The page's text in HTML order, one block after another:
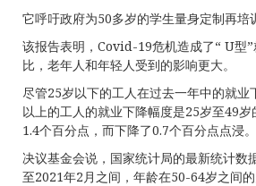
它呼吁政府为50多岁的学生量身定制再培
该报告表明，Covid-19危机造成了“ U型
比，老年人和年轻人受到的影响更大。
尽管25岁以下的工人在过去一年中的就业
以上的工人的就业下降幅度是25岁至49
1.4个百分点，而下降了0.7个百分点点浸。
决议基金会说，国家统计局的最新统计数
至2021年2月之间，年龄在50-64岁之间